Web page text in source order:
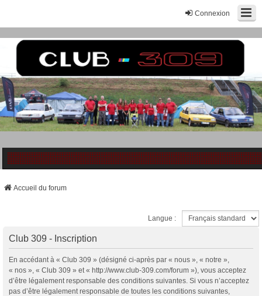
Connexion
Accueil du forum
Langue :
Club 309 - Inscription
En accédant à « Club 309 » (désigné ci-après par « nous », « notre »,
« nos », « Club 309 » et « http://www.club-309.com/forum »), vous acceptez
d’être légalement responsable des conditions suivantes. Si vous n’acceptez
pas d’être légalement responsable de toutes les conditions suivantes,